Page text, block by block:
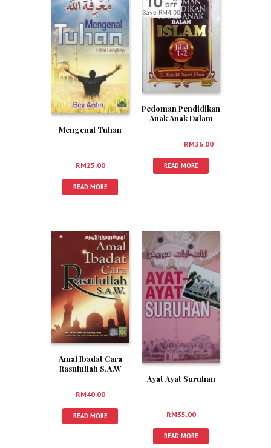
Mengenal Tuhan
RM25.00
READ MORE
OFF
Save RM4.00
Pedoman Pendidikan
Anak Anak Dalam
RM36.00
READ MORE
Amal Ibadat Cara
Rasulullah S.A.W
RM40.00
READ MORE
Ayat Ayat Suruhan
RM35.00
READ MORE